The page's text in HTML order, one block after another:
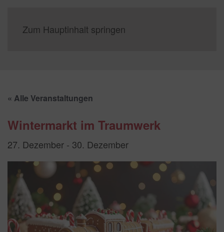
Zum Hauptinhalt springen
« Alle Veranstaltungen
Wintermarkt im Traumwerk
27. Dezember - 30. Dezember